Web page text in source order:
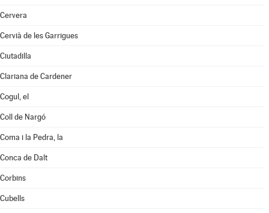
Cervera
Cervià de les Garrigues
Ciutadilla
Clariana de Cardener
Cogul, el
Coll de Nargó
Coma i la Pedra, la
Conca de Dalt
Corbins
Cubells